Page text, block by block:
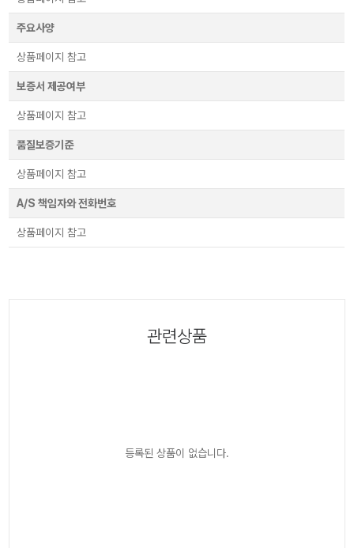
주요사양
상품페이지 참고
보증서 제공여부
상품페이지 참고
품질보증기준
상품페이지 참고
A/S 책임자와 전화번호
상품페이지 참고
관련상품
등록된 상품이 없습니다.